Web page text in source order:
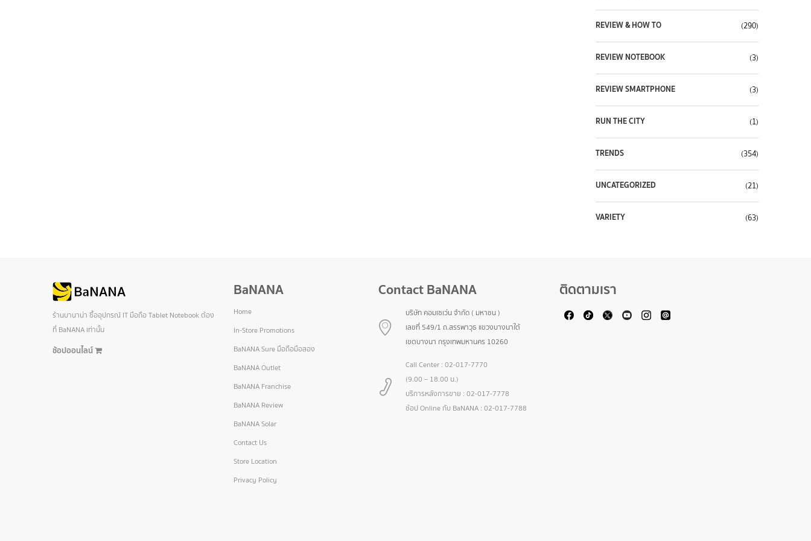
REVIEW & HOW TO (290)
REVIEW NOTEBOOK (3)
REVIEW SMARTPHONE (3)
RUN THE CITY (1)
TRENDS (354)
UNCATEGORIZED (21)
VARIETY (63)
ร้านบานาน่า ซื้ออุปกรณ์ IT มือถือ Tablet Notebook ต้อง
ที่ BaNANA เท่านั้น
ช้อปออนไลน์
BaNANA
Home
In-Store Promotions
BaNANA Sure มือถือมือสอง
BaNANA Outlet
BaNANA Franchise
BaNANA Review
BaNANA Solar
Contact Us
Store Location
Privacy Policy
Contact BaNANA
บริษัท คอมเซเว่น จำกัด ( มหาชน )
เลขที่ 549/1 ถ.สรรพาวุธ แขวงบางนาใต้
เขตบางนา กรุงเทพมหานคร 10260
Call Center : 02-017-7770
(9.00 – 18.00 น.)
บริการหลังการขาย : 02-017-7778
ช้อป Online กับ BaNANA : 02-017-7788
ติดตามเรา